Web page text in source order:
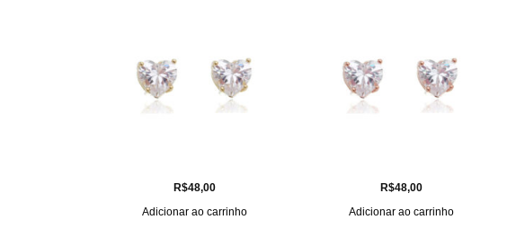
R$48,00
Adicionar ao carrinho
R$48,00
Adicionar ao carrinho